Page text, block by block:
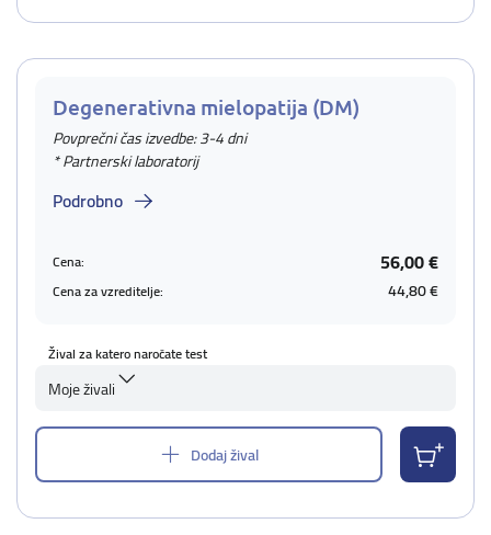
Degenerativna mielopatija (DM)
Povprečni čas izvedbe: 3-4 dni
* Partnerski laboratorij
Podrobno
Cena: 56,00 €
Cena za vzreditelje: 44,80 €
Žival za katero naročate test
Moje živali
Dodaj žival